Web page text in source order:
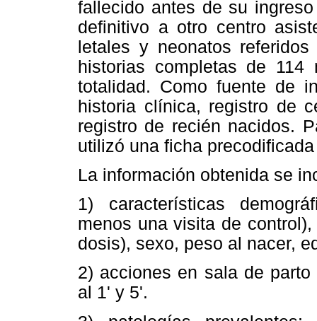
fallecido antes de su
definitivo a otro centro
letales y neonatos
historias completas de
totalidad. Como fuente de
historia clínica, registro de
registro de recién nacidos.
utilizó una ficha
La información obtenida se
1) características
menos una visita de
dosis), sexo, peso al nacer,
2) acciones en sala de
al 1' y 5'.